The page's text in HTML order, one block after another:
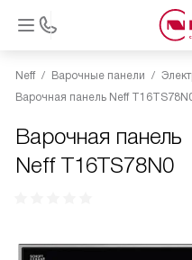
Neff Варочные панели
Варочная панель Neff
Варочная панель
Neff T16TS78N0